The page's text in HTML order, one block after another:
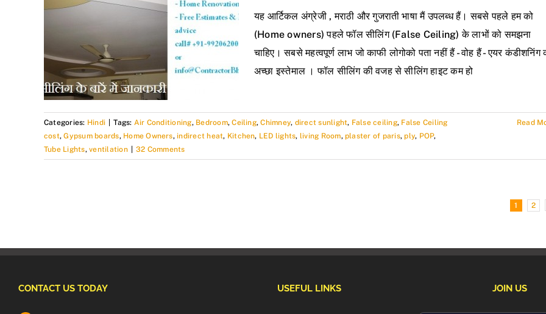
यह आर्टिकल अंग्रेजी , मराठी और गुजराती भाषा मैं उपलब्ध हैं। सबसे पहले हम को
(Home owners) पहले फॉल सीलिंग (False Ceiling) के लाभों को समझना
चाहिए। सबसे महत्वपूर्ण लाभ जो काफी लोगोको पता नहीं हैं - वोह हैं - एयर कंडीशनिंग
अच्छा इस्तेमाल । फॉल सीलिंग की वजह से सीलिंग हाइट कम हो
Categories: Hindi Tags: Air Conditioning, Bedroom,Ceiling,Chimney, direct sunlight, False ceiling, False Ceiling
cost,Gypsum boards, Home Owners,indirect heat, Kitchen, LED lights, living Room, plaster of paris,ply, POP,
Tube Lights,ventilation 32 Comments
Read
1 2
CONTACT US TODAY USEFUL LINKS JOIN US